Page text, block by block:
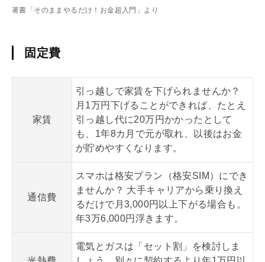
著書「そのままやるだけ！お金超入門」より
固定費
家賃
引っ越しで家賃を下げられませんか？
月1万円下げることができれば、たとえ
引っ越し代に20万円かかったとして
も、1年8カ月で元が取れ、以後はお金
が貯めやすくなります。
通信費
スマホは格安プラン（格安SIM）にでき
ませんか？ 大手キャリアから乗り換え
るだけで月3,000円以上下がる場合も。
年3万6,000円浮きます。
電気とガスは「セット割」を検討しま